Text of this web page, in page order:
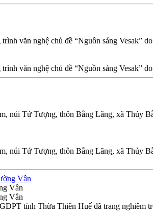
văn nghệ chủ đề “Nguồn sáng Vesak”
văn nghệ chủ đề “Nguồn sáng Vesak”
núi Tứ Tượng, thôn Bằng Lãng, xã Thủy
núi Tứ Tượng, thôn Bằng Lãng, xã Thủy
Vân
Vân
tỉnh Thừa Thiên Huế đã trang nghiêm